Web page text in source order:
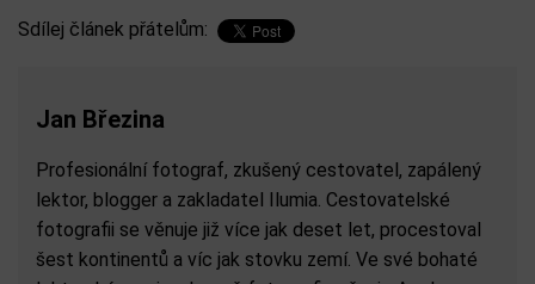
Sdílej článek přátelům:
Jan Březina
Profesionální fotograf, zkušený cestovatel, zapálený
lektor, blogger a zakladatel Ilumia. Cestovatelské
fotografii se věnuje již více jak deset let, procestoval
šest kontinentů a víc jak stovku zemí. Ve své bohaté